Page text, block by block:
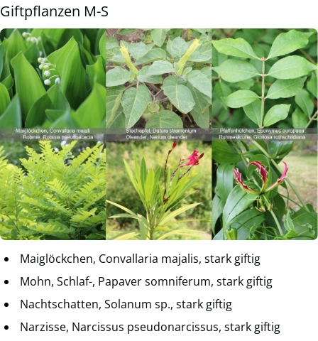
Giftpflanzen M-S
Maiglöckchen, Convallaria majalis, stark giftig
Mohn, Schlaf-, Papaver somniferum, stark giftig
Nachtschatten, Solanum sp., stark giftig
Narzisse, Narcissus pseudonarcissus, stark giftig